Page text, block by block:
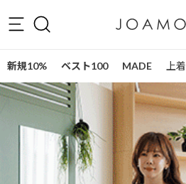
新規10% ベスト100 MADE 上着